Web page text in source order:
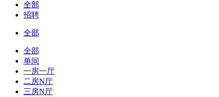
全部
招聘
全部
全部
单间
一房一厅
二房N厅
三房N厅